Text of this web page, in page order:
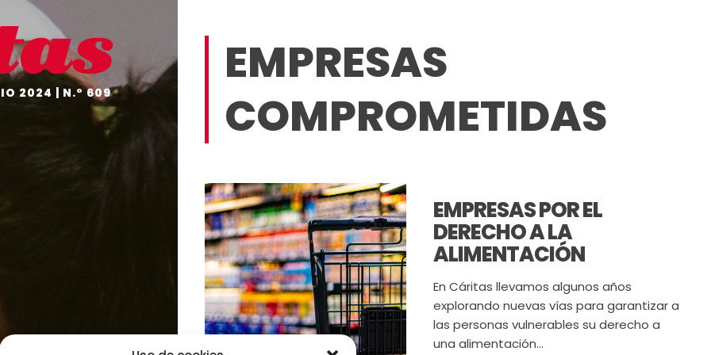
2024 | N.º 609
VISTAZO
OLVIDES
ANÁLISIS
FONDO
EL
GRÁFICO
DESDE
DENTRO
HISTORIAS
CON
CORAZÓN
PROTAGONISTAS
EMPRESAS
COMPROMETIDAS
EMPRESAS POR EL
DERECHO A LA
ALIMENTACIÓN
En Cáritas llevamos algunos años
explorando nuevas vías para garantizar a
las personas vulnerables su derecho a
una alimentación...